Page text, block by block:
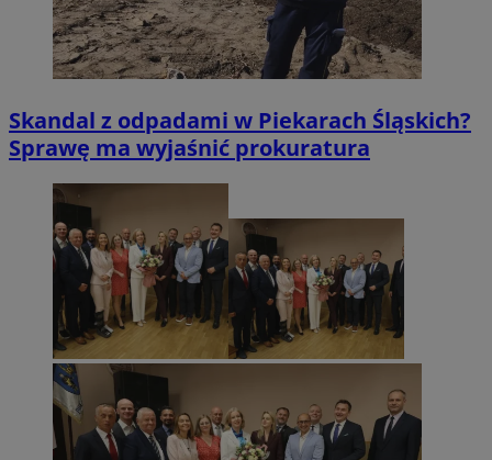
Skandal z odpadami w Piekarach Śląskich?
Sprawę ma wyjaśnić prokuratura